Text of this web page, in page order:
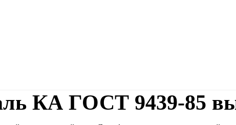
КА ГОСТ 9439-85